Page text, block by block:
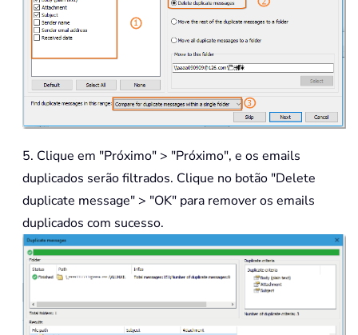
5. Clique em "Próximo" > "Próximo", e os emails
duplicados serão filtrados. Clique no botão "Delete
duplicate message" > "OK" para remover os emails
duplicados com sucesso.